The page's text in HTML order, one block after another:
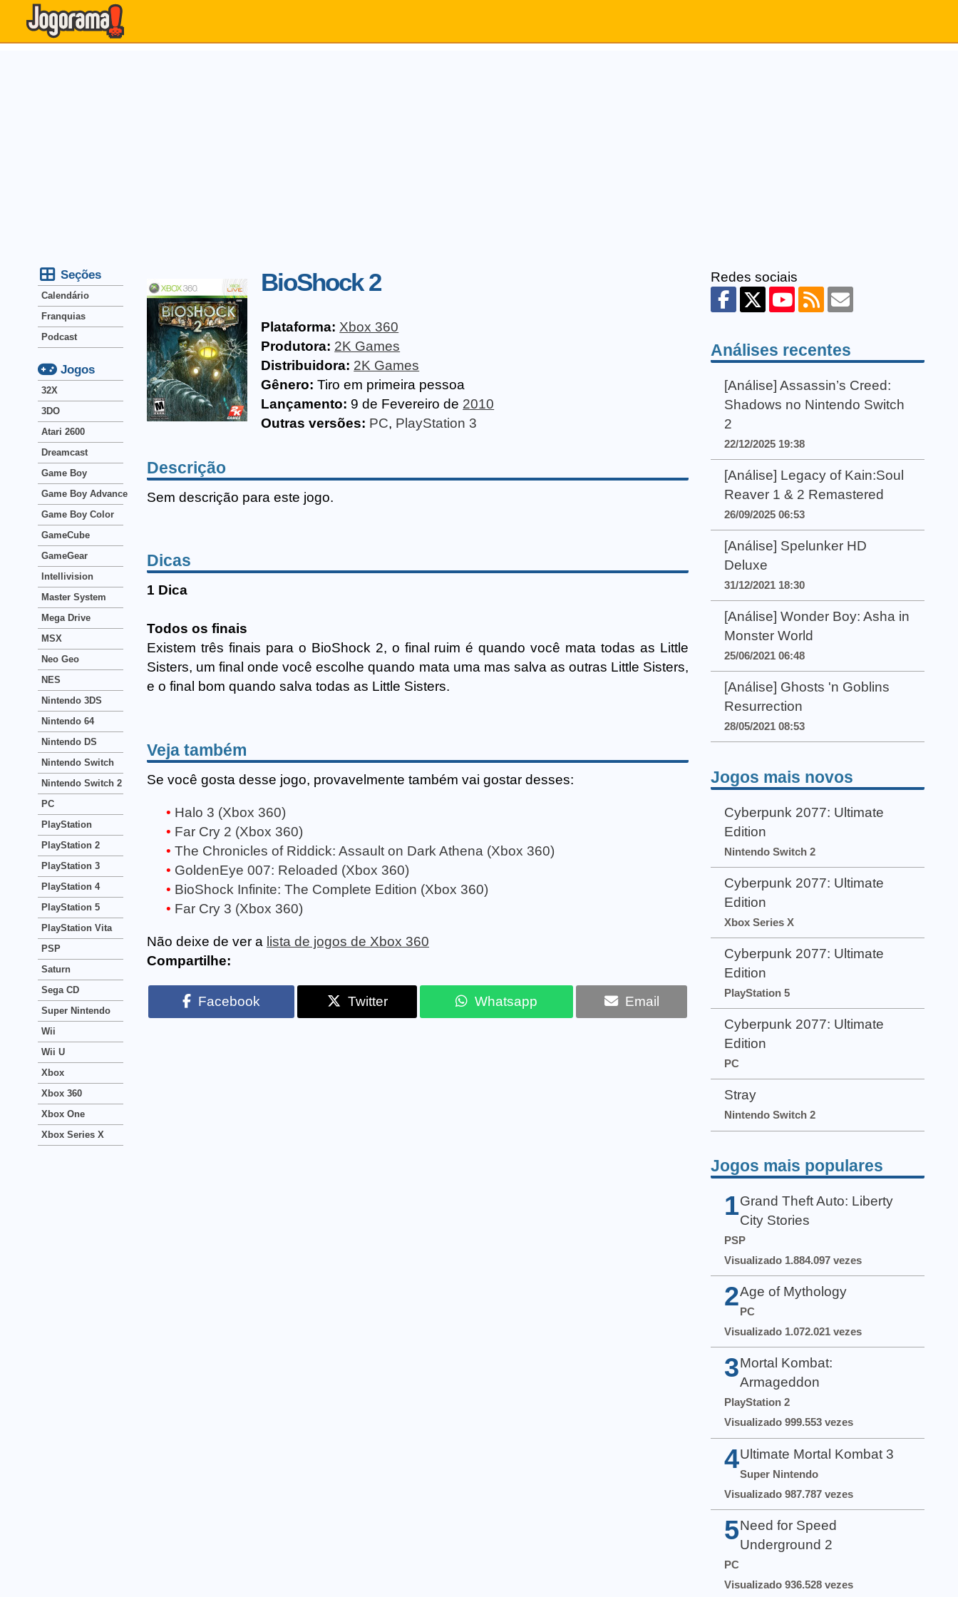
BioShock 2
Plataforma: Xbox 360
Produtora: 2K Games
Distribuidora: 2K Games
Gênero: Tiro em primeira pessoa
Lançamento: 9 de Fevereiro de 2010
Outras versões: PC, PlayStation 3
Descrição
Sem descrição para este jogo.
Dicas
1 Dica
Todos os finais
Existem três finais para o BioShock 2, o final ruim é quando você mata todas as Little
Sisters, um final onde você escolhe quando mata uma mas salva as outras Little Sisters,
e o final bom quando salva todas as Little Sisters.
Veja também
Se você gosta desse jogo, provavelmente também vai gostar desses:
Halo 3 (Xbox 360)
Far Cry 2 (Xbox 360)
The Chronicles of Riddick: Assault on Dark Athena (Xbox 360)
GoldenEye 007: Reloaded (Xbox 360)
BioShock Infinite: The Complete Edition (Xbox 360)
Far Cry 3 (Xbox 360)
Não deixe de ver a lista de jogos de Xbox 360
Compartilhe:
Facebook Twitter Whatsapp Email
Seções
Calendário
Franquias
Podcast
Jogos
32X
3DO
Atari 2600
Dreamcast
Game Boy
Game Boy Advance
Game Boy Color
GameCube
GameGear
Intellivision
Master System
Mega Drive
MSX
Neo Geo
NES
Nintendo 3DS
Nintendo 64
Nintendo DS
Nintendo Switch
Nintendo Switch 2
PC
PlayStation
PlayStation 2
PlayStation 3
PlayStation 4
PlayStation 5
PlayStation Vita
PSP
Saturn
Sega CD
Super Nintendo
Wii
Wii U
Xbox
Xbox 360
Xbox One
Xbox Series X
Redes sociais
Análises recentes
[Análise] Assassin’s Creed:
Shadows no Nintendo Switch
2
22/12/2025 19:38
[Análise] Legacy of Kain:Soul
Reaver 1 & 2 Remastered
26/09/2025 06:53
[Análise] Spelunker HD
Deluxe
31/12/2021 18:30
[Análise] Wonder Boy: Asha in
Monster World
25/06/2021 06:48
[Análise] Ghosts 'n Goblins
Resurrection
28/05/2021 08:53
Jogos mais novos
Cyberpunk 2077: Ultimate
Edition
Nintendo Switch 2
Cyberpunk 2077: Ultimate
Edition
Xbox Series X
Cyberpunk 2077: Ultimate
Edition
PlayStation 5
Cyberpunk 2077: Ultimate
Edition
PC
Stray
Nintendo Switch 2
Jogos mais populares
1 Grand Theft Auto: Liberty
City Stories
PSP
Visualizado 1.884.097 vezes
2Age of Mythology
PC
Visualizado 1.072.021 vezes
3 Mortal Kombat:
Armageddon
PlayStation 2
Visualizado 999.553 vezes
4 Ultimate Mortal Kombat 3
Super Nintendo
Visualizado 987.787 vezes
5 Need for Speed
Underground 2
PC
Visualizado 936.528 vezes